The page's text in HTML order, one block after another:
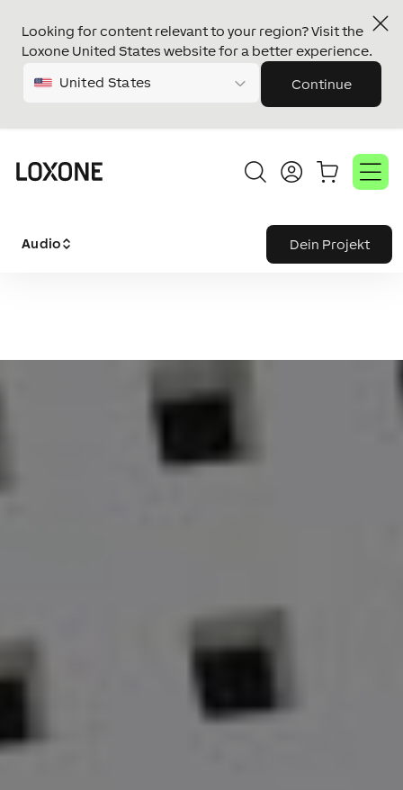
Looking for content relevant to your region? Visit the
Loxone United States website for a better experience.
United States Continue
Audio Dein Projekt